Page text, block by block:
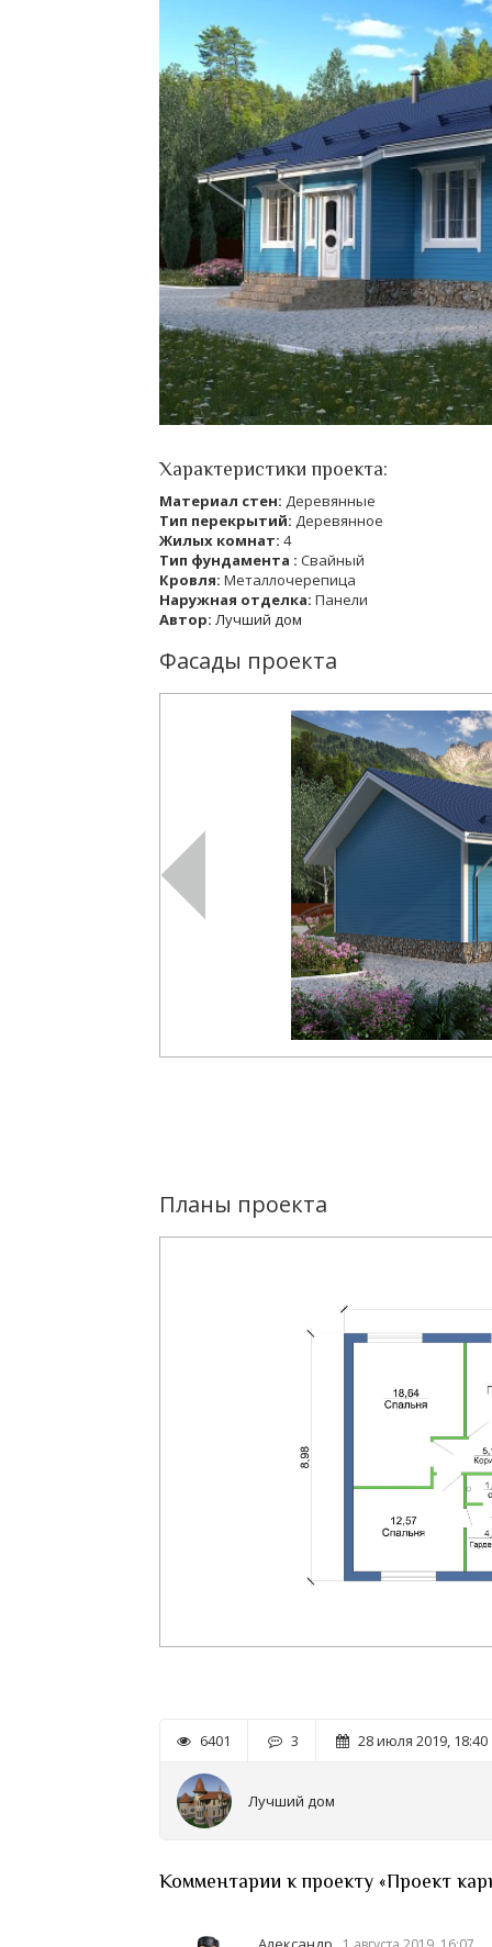
Характеристики проекта:
Материал стен: Деревянные
Тип перекрытий: Деревянное
Жилых комнат: 4
Тип фундамента : Свайный
Кровля: Металлочерепица
Наружная отделка: Панели
Автор: Лучший дом
Фасады проекта
Планы проекта
6401 3 28 июля 2019, 18:40
Лучший дом
Комментарии к проекту «Проект